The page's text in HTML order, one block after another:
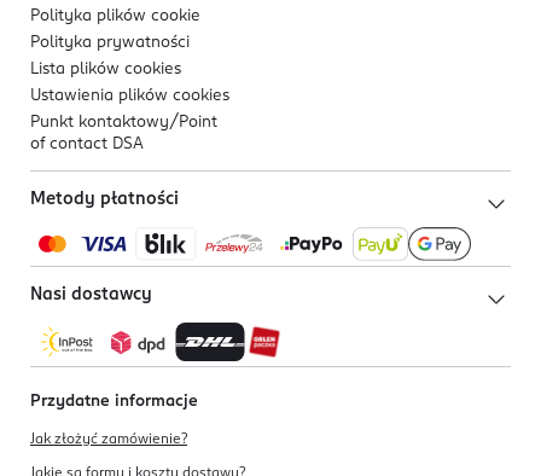
Polityka plików cookie
Polityka prywatności
Lista plików cookies
Ustawienia plików cookies
Punkt kontaktowy/ Point
of contact DSA
Metody płatności
Nasi dostawcy
Przydatne informacje
Jak złożyć zamówienie?